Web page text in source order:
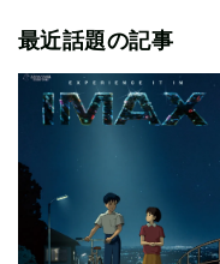
最近話題の記事